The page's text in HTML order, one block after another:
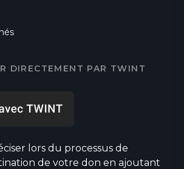
DIRECTEMENT PAR TWINT
lors du processus de
de votre don en ajoutant